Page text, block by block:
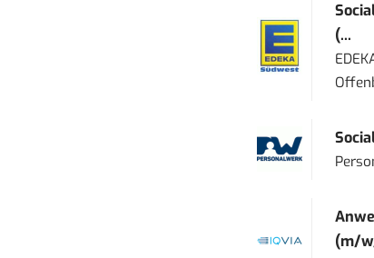
(...
(m/